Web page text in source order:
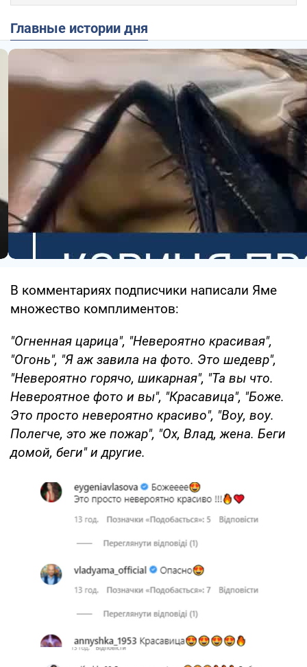
Главные истории дня
В комментариях подписчики написали Яме
множество комплиментов:
"Огненная царица", "Невероятно красивая",
"Огонь", "Я аж завила на фото. Это шедевр",
"Невероятно горячо, шикарная", "Та вы что.
Невероятное фото и вы", "Красавица", "Боже.
Это просто невероятно красиво", "Воу, воу.
Полегче, это же пожар", "Ох, Влад, жена. Беги
домой, беги" и другие.